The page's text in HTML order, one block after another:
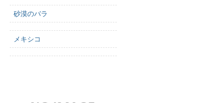
砂漠のバラ
メキシコ